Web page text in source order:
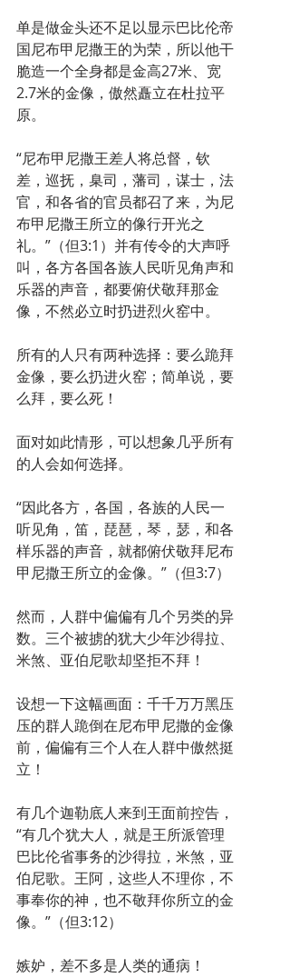
单是做金头还不足以显示巴比伦帝
国尼布甲尼撒王的为荣，所以他干
脆造一个全身都是金高27米、宽
2.7米的金像，傲然矗立在杜拉平
原。
“尼布甲尼撒王差人将总督，钦
差，巡抚，臬司，藩司，谋士，法
官，和各省的官员都召了来，为尼
布甲尼撒王所立的像行开光之
礼。”（但3:1）并有传令的大声呼
叫，各方各国各族人民听见角声和
乐器的声音，都要俯伏敬拜那金
像，不然必立时扔进烈火窑中。
所有的人只有两种选择：要么跪拜
金像，要么扔进火窑；简单说，要
么拜，要么死！
面对如此情形，可以想象几乎所有
的人会如何选择。
“因此各方，各国，各族的人民一
听见角，笛，琵琶，琴，瑟，和各
样乐器的声音，就都俯伏敬拜尼布
甲尼撒王所立的金像。”（但3:7）
然而，人群中偏偏有几个另类的异
数。三个被掳的犹大少年沙得拉、
米煞、亚伯尼歌却坚拒不拜！
设想一下这幅画面：千千万万黑压
压的群人跪倒在尼布甲尼撒的金像
前，偏偏有三个人在人群中傲然挺
立！
有几个迦勒底人来到王面前控告，
“有几个犹大人，就是王所派管理
巴比伦省事务的沙得拉，米煞，亚
伯尼歌。王阿，这些人不理你，不
事奉你的神，也不敬拜你所立的金
像。”（但3:12）
嫉妒，差不多是人类的通病！